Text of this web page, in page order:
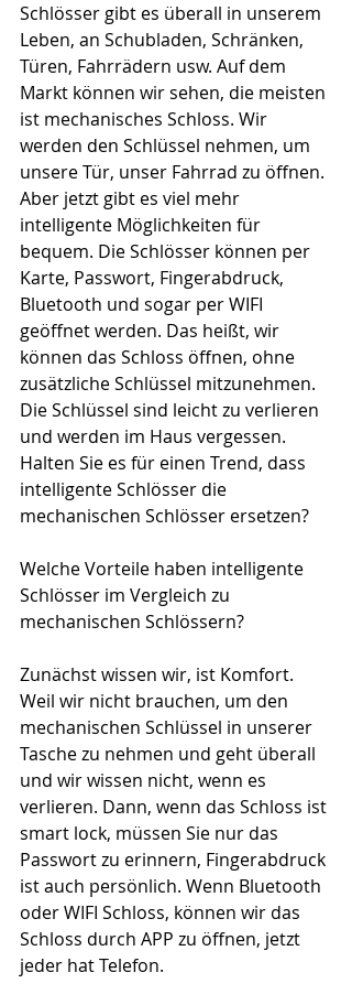
Schlösser gibt es überall in unserem
Leben, an Schubladen, Schränken,
Türen, Fahrrädern usw. Auf dem
Markt können wir sehen, die meisten
ist mechanisches Schloss. Wir
werden den Schlüssel nehmen, um
unsere Tür, unser Fahrrad zu öffnen.
Aber jetzt gibt es viel mehr
intelligente Möglichkeiten für
bequem. Die Schlösser können per
Karte, Passwort, Fingerabdruck,
Bluetooth und sogar per WIFI
geöffnet werden. Das heißt, wir
können das Schloss öffnen, ohne
zusätzliche Schlüssel mitzunehmen.
Die Schlüssel sind leicht zu verlieren
und werden im Haus vergessen.
Halten Sie es für einen Trend, dass
intelligente Schlösser die
mechanischen Schlösser ersetzen?
Welche Vorteile haben intelligente
Schlösser im Vergleich zu
mechanischen Schlössern?
Zunächst wissen wir, ist Komfort.
Weil wir nicht brauchen, um den
mechanischen Schlüssel in unserer
Tasche zu nehmen und geht überall
und wir wissen nicht, wenn es
verlieren. Dann, wenn das Schloss ist
smart lock, müssen Sie nur das
Passwort zu erinnern, Fingerabdruck
ist auch persönlich. Wenn Bluetooth
oder WIFI Schloss, können wir das
Schloss durch APP zu öffnen, jetzt
jeder hat Telefon.